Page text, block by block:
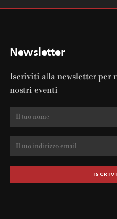
Newsletter
Iscriviti alla newsletter per
nostri eventi